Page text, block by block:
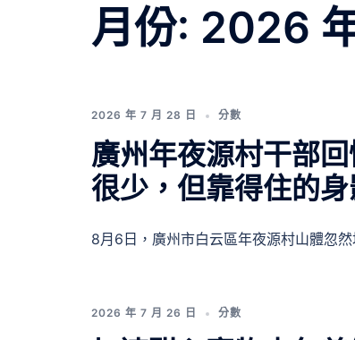
月份: 2026
2026 年 7 月 28 日 分數
廣州年夜源村干部
很少，但靠得住的
8月6日，廣州市白云區年夜源村山體忽
2026 年 7 月 26 日 分數